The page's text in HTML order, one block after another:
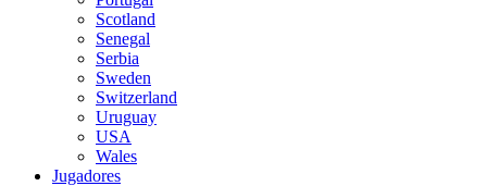
Scotland
Senegal
Serbia
Sweden
Switzerland
Uruguay
USA
Wales
Jugadores